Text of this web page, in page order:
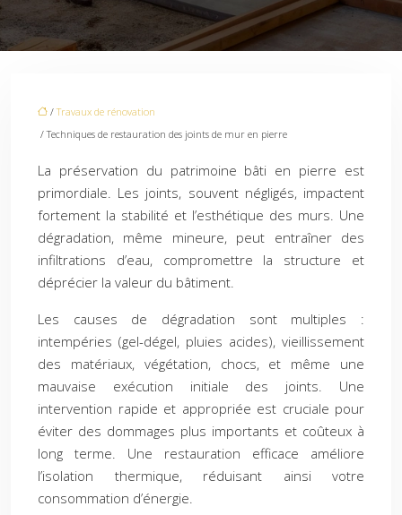
/Travaux de rénovation
/ Techniques de restauration des joints de mur en pierre
La préservation du patrimoine bâti en pierre est
primordiale. Les joints, souvent négligés, impactent
fortement la stabilité et l’esthétique des murs. Une
dégradation, même mineure, peut entraîner des
infiltrations d’eau, compromettre la structure et
déprécier la valeur du bâtiment.
Les causes de dégradation sont multiples :
intempéries (gel-dégel, pluies acides), vieillissement
des matériaux, végétation, chocs, et même une
mauvaise exécution initiale des joints. Une
intervention rapide et appropriée est cruciale pour
éviter des dommages plus importants et coûteux à
long terme. Une restauration efficace améliore
l’isolation thermique, réduisant ainsi votre
consommation d’énergie.